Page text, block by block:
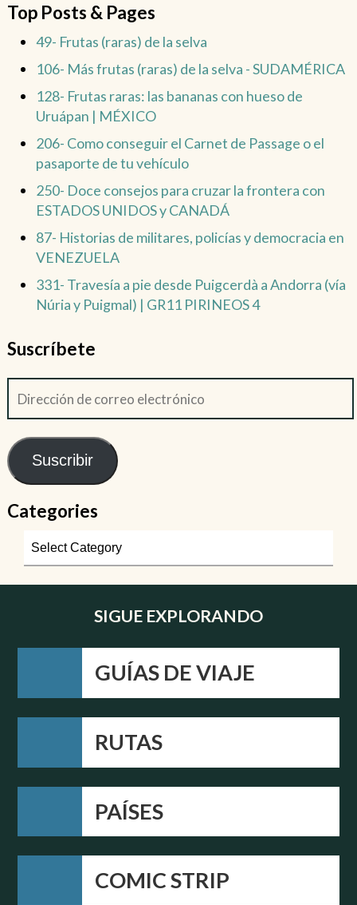
Top Posts & Pages
49- Frutas (raras) de la selva
106- Más frutas (raras) de la selva - SUDAMÉRICA
128- Frutas raras: las bananas con hueso de
Uruápan | MÉXICO
206- Como conseguir el Carnet de Passage o el
pasaporte de tu vehículo
250- Doce consejos para cruzar la frontera con
ESTADOS UNIDOS y CANADÁ
87- Historias de militares, policías y democracia en
VENEZUELA
331- Travesía a pie desde Puigcerdà a Andorra (vía
Núria y Puigmal) | GR11 PIRINEOS 4
Suscríbete
Suscribir
Categories
SIGUE EXPLORANDO
GUÍAS DE VIAJE
RUTAS
PAÍSES
COMIC STRIP